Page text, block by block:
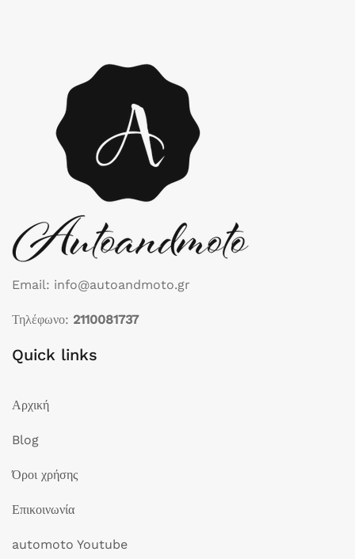
Email: info@autoandmoto.gr
Τηλέφωνο: 2110081737
Quick links
Αρχική
Blog
Όροι χρήσης
Επικοινωνία
automoto Youtube